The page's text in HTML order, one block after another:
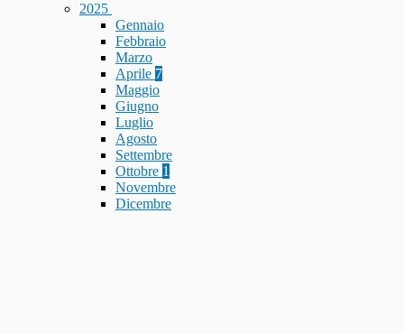
2025
Gennaio
Febbraio
Marzo
Aprile 7
Maggio
Giugno
Luglio
Agosto
Settembre
Ottobre 1
Novembre
Dicembre